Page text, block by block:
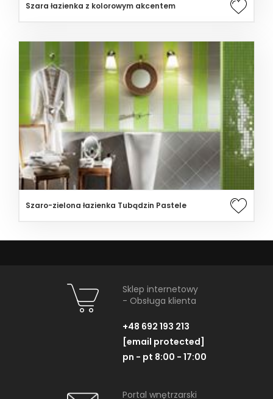
Szara łazienka z kolorowym akcentem
Szaro-zielona łazienka Tubądzin Pastele
Sklep internetowy
- Obsługa klienta
+48 692 193 213
[email protected]
pn - pt 8:00 - 17:00
Portal wnętrzarski